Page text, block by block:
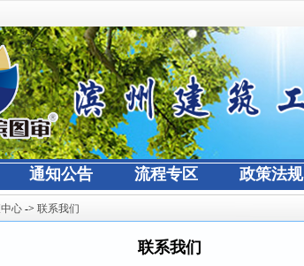
通知公告 流程专区 政策法规
心 ->联系我们
联系我们